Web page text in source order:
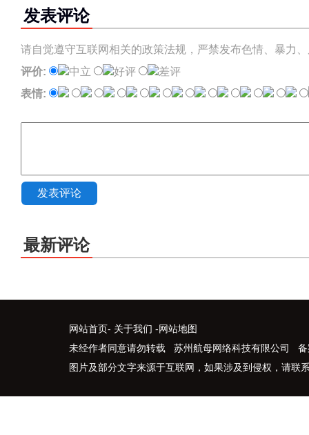
发表评论
请自觉遵守互联网相关的政策法规，严禁发布色情、暴力
评价:
中立 好评
差评
表情:
发表评论
最新评论
网站首页- 关于我们 -网站地图
未经作者同意请勿转载 苏州航母网络科技有限公司 备
图片及部分文字来源于互联网，如果涉及到侵权，请联